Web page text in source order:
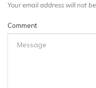
Your email address will not
Comment